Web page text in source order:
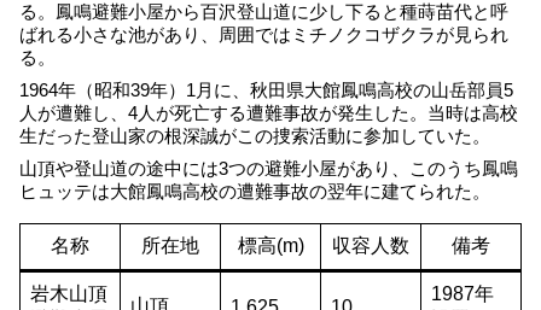
る。鳳鳴避難小屋から百沢登山道に少し下ると種蒔苗代と呼
ばれる小さな池があり、周囲ではミチノクコザクラが見られ
る。
1964年（昭和39年）1月に、秋田県大館鳳鳴高校の山岳部員5
人が遭難し、4人が死亡する遭難事故が発生した。当時は高校
生だった登山家の根深誠がこの捜索活動に参加していた。
山頂や登山道の途中には3つの避難小屋があり、このうち鳳鳴
ヒュッテは大館鳳鳴高校の遭難事故の翌年に建てられた。
名称 所在地 標高(m) 収容人数 備考
岩木山頂
山頂
1987年